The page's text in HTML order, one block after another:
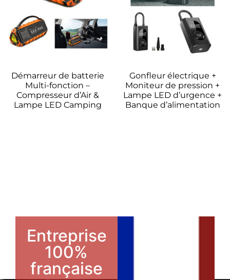
Démarreur de batterie
Multi-fonction –
Compresseur d’Air &
Lampe LED Camping
Gonfleur électrique +
Moniteur de pression +
Lampe LED d’urgence +
Banque d’alimentation
Entreprise
100%
française